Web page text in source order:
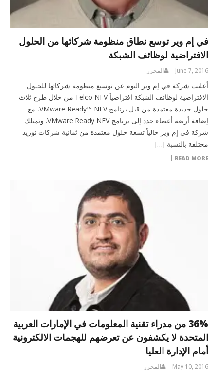
في إم وير توسع نطاق منظومة شركائها من الحلول
الافتراضية لوظائف الشبكة
June 7, 2016 المحرر
أعلنت شركة في إم وير اليوم عن توسيع منظومة شركائها للحلول
الافتراضية لوظائف الشبكة افتراضياً Telco NFV من خلال طرح ثلاث
حلول جديدة معتمدة من قبل برنامج VMware Ready™ NFV، مع
إضافة أربعة أعضاء جدد إلى برنامج VMware Ready NFV. وتمتلك
شركة في إم وير حالياً تسعة حلول معتمدة من ثمانية شركات توريد
مختلفة بالنسبة […]
READ MORE
36% من مدراء تقنية المعلومات في الإمارات العربية
المتحدة لا يكشفون عن تعرضهم للهجمات الالكترونية
أمام الإدارة العليا
May 10, 2016 المحرر